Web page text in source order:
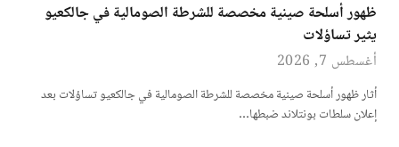
ظهور أسلحة صينية مخصصة للشرطة الصومالية في جالكعيو
يثير تساؤلات
أغسطس 7, 2026
أثار ظهور أسلحة صينية مخصصة للشرطة الصومالية في جالكعيو تساؤلات بعد
إعلان سلطات بونتلاند ضبطها…